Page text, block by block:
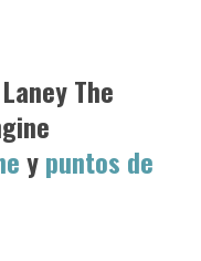
The
ypuntos de